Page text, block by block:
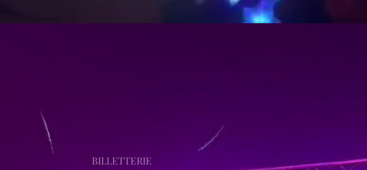
BILLETTERIE